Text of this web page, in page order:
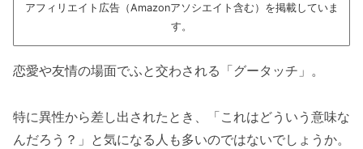
アフィリエイト広告（Amazonアソシエイト含む）を掲載していま
す。
恋愛や友情の場面でふと交わされる「グータッチ」。
特に異性から差し出されたとき、「これはどういう意味な
んだろう？」と気になる人も多いのではないでしょうか。